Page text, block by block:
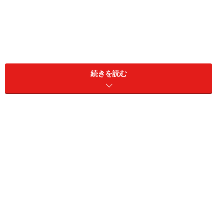
戸にプライベートプールが付いています。一軒家であり
続きを読む